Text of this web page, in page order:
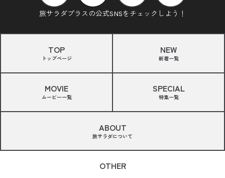
旅サラダプラスの公式SNSをチェックしよう！
TOP
トップページ
NEW
新着一覧
MOVIE
ムービー一覧
SPECIAL
特集一覧
ABOUT
旅サラダについて
OTHER